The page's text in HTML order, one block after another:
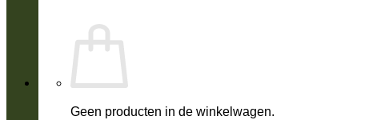
Geen producten in de winkelwagen.